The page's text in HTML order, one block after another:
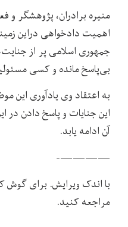
منیره برادران، پژوهشگر و
اهمیت دادخواهی دراین
جمهوری اسلامی پر از
بی‌پاسخ مانده و کسی
به اعتقاد وی یادآوری این
این جنایات و پاسخ دادن در
آن ادامه یابد.
————-
با اندک ویرایش. برای گوش
مراجعه کنید.